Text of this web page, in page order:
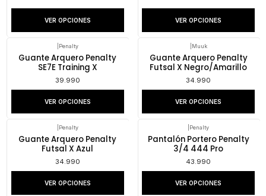
VER OPCIONES VER OPCIONES
Penalty
Guante Arquero Penalty
SE7E Training X
39.990
VER OPCIONES
Muuk
Guante Arquero Penalty
Futsal X Negro/Amarillo
34.990
VER OPCIONES
Penalty
Guante Arquero Penalty
Futsal X Azul
34.990
VER OPCIONES
Penalty
Pantalón Portero Penalty
3/4 444 Pro
43.990
VER OPCIONES